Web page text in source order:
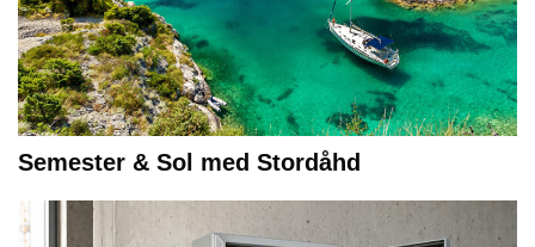
Semester & Sol med Stordåhd